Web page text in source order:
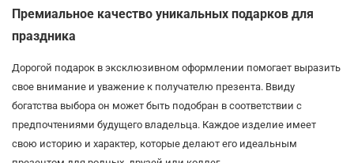
Премиальное качество уникальных подарков для
праздника
Дорогой подарок в эксклюзивном оформлении помогает выразить
свое внимание и уважение к получателю презента. Ввиду
богатства выбора он может быть подобран в соответствии с
предпочтениями будущего владельца. Каждое изделие имеет
свою историю и характер, которые делают его идеальным